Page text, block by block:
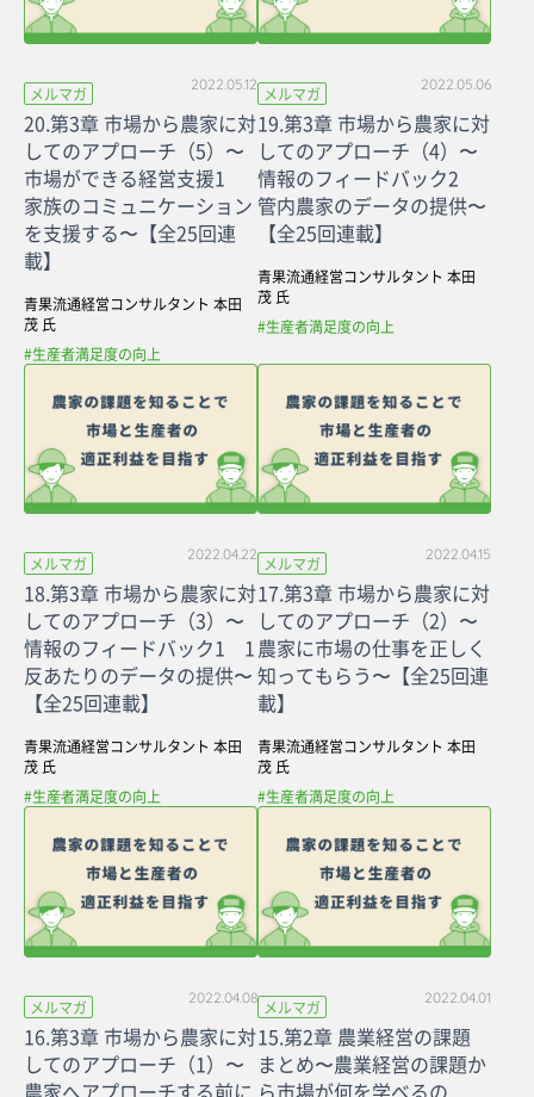
メルマガ 2022.05.12
20.第3章 市場から農家に対
してのアプローチ（5）〜
市場ができる経営支援1
家族のコミュニケーション
を支援する〜【全25回連
載】
青果流通経営コンサルタント 本田
茂 氏
#生産者満足度の向上
メルマガ 2022.05.06
19.第3章 市場から農家に対
してのアプローチ（4）〜
情報のフィードバック2
管内農家のデータの提供〜
【全25回連載】
青果流通経営コンサルタント 本田
茂 氏
#生産者満足度の向上
メルマガ 2022.04.22
18.第3章 市場から農家に対
してのアプローチ（3）〜
情報のフィードバック1 1
反あたりのデータの提供〜
【全25回連載】
青果流通経営コンサルタント 本田
茂 氏
#生産者満足度の向上
メルマガ 2022.04.15
17.第3章 市場から農家に対
してのアプローチ（2）〜
農家に市場の仕事を正しく
知ってもらう〜【全25回連
載】
青果流通経営コンサルタント 本田
茂 氏
#生産者満足度の向上
メルマガ 2022.04.08
16.第3章 市場から農家に対
してのアプローチ（1）〜
農家へアプローチする前に
メルマガ 2022.04.01
15.第2章 農業経営の課題
まとめ〜農業経営の課題か
ら市場が何を学べるの